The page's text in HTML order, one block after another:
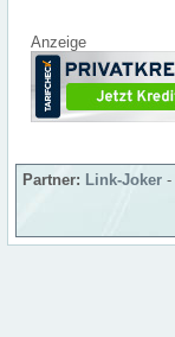
Anzeige
Partner: Link-Joker -